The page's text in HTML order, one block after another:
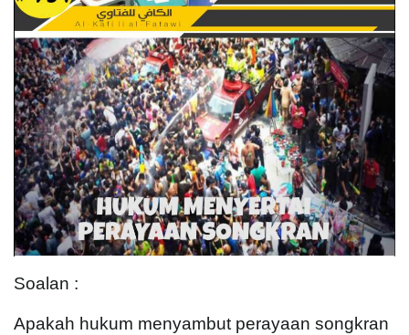
Soalan :
Apakah hukum menyambut perayaan songkran